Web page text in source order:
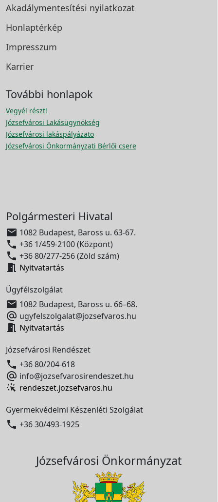
Akadálymentesítési nyilatkozat
Honlaptérkép
Impresszum
Karrier
További honlapok
Vegyél részt!
Józsefvárosi Lakásügynökség
Józsefvárosi lakáspályázato
Józsefvárosi Önkormányzati Bérlői csere
Polgármesteri Hivatal
 1082 Budapest, Baross u. 63-67.
 +36 1/459-2100 (Központ)
 +36 80/277-256 (Zöld szám)
 Nyitvatartás
Ügyfélszolgálat
 1082 Budapest, Baross u. 66–68.
 ugyfelszolgalat@jozsefvaros.hu
 Nyitvatartás
Józsefvárosi Rendészet
 +36 80/204-618
 info@jozsefvarosirendeszet.hu
rendeszet.jozsefvaros.hu
Gyermekvédelmi Készenléti Szolgálat
 +36 30/493-1925
Józsefvárosi Önkormányzat